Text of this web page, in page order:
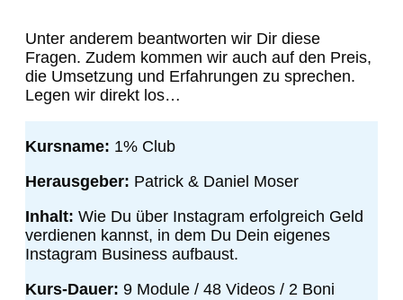
Unter anderem beantworten wir Dir diese
Fragen. Zudem kommen wir auch auf den Preis,
die Umsetzung und Erfahrungen zu sprechen.
Legen wir direkt los…
Kursname: 1% Club
Herausgeber: Patrick & Daniel Moser
Inhalt: Wie Du über Instagram erfolgreich Geld
verdienen kannst, in dem Du Dein eigenes
Instagram Business aufbaust.
Kurs-Dauer: 9 Module / 48 Videos / 2 Boni